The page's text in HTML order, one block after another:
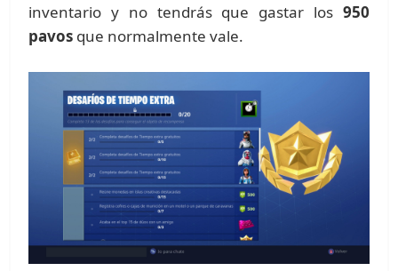
inventario y no tendrás que gastar los 950
pavos que normalmente vale.